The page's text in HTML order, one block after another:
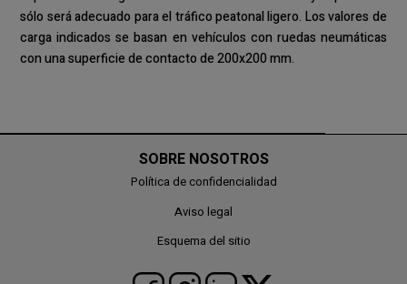
sólo será adecuado para el tráfico peatonal ligero. Los valores de
carga indicados se basan en vehículos con ruedas neumáticas
con una superficie de contacto de 200x200 mm.
SOBRE NOSOTROS
Política de confidencialidad
Aviso legal
Esquema del sitio